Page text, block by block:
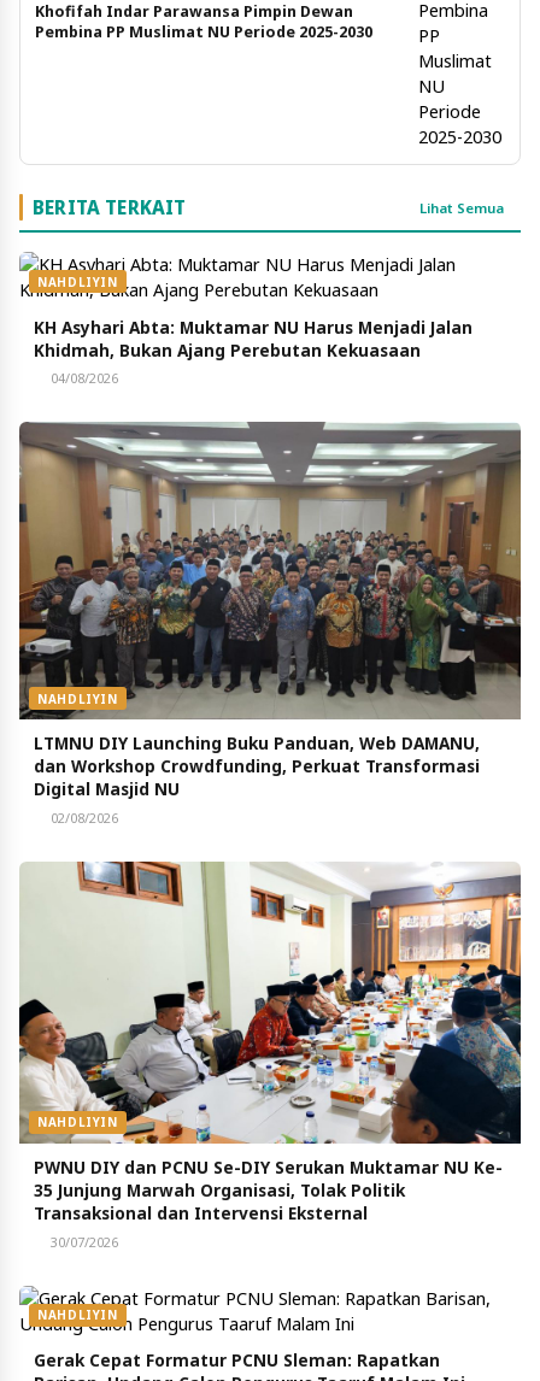
Khofifah Indar Parawansa Pimpin Dewan
Pembina PP Muslimat NU Periode 2025-2030
BERITA TERKAIT Lihat Semua
NAHDLIYIN
KH Asyhari Abta: Muktamar NU Harus Menjadi Jalan
Khidmah, Bukan Ajang Perebutan Kekuasaan
04/08/2026
NAHDLIYIN
LTMNU DIY Launching Buku Panduan, Web DAMANU,
dan Workshop Crowdfunding, Perkuat Transformasi
Digital Masjid NU
02/08/2026
NAHDLIYIN
PWNU DIY dan PCNU Se-DIY Serukan Muktamar NU Ke-
35 Junjung Marwah Organisasi, Tolak Politik
Transaksional dan Intervensi Eksternal
30/07/2026
NAHDLIYIN
Gerak Cepat Formatur PCNU Sleman: Rapatkan